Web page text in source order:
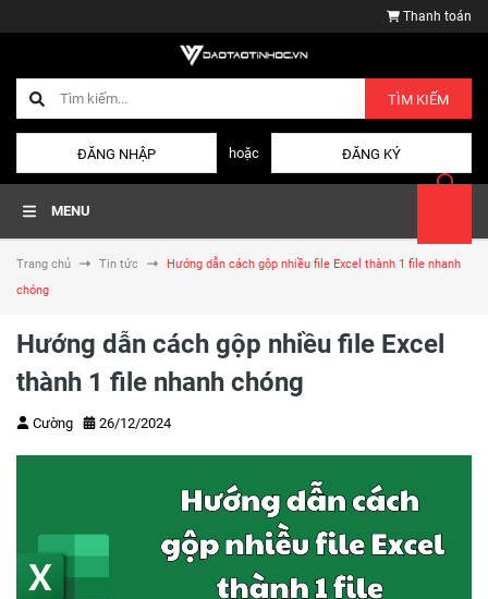
Thanh toán
TÌM KIẾM
ĐĂNG NHẬP hoặc ĐĂNG KÝ
MENU
Trang chủ Tin tức
Hướng dẫn cách gộp nhiều file Excel thành 1 file nhanh
chóng
Hướng dẫn cách gộp nhiều file Excel
thành 1 file nhanh chóng
Cường 26/12/2024